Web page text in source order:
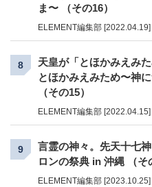
ま〜 （その16）
ELEMENT編集部 [2022.04.19]
8
天皇が「とほかみえみ
とほかみえみため〜神
（その15）
ELEMENT編集部 [2022.04.15]
9
言霊の神々。先天十七
ロンの祭典 in 沖縄 （そ
ELEMENT編集部 [2023.10.25]